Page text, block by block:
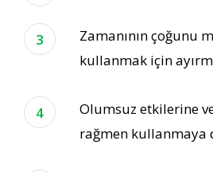
Zamanının çoğunu
kullanmak için
Olumsuz etkilerine
rağmen kullanmaya